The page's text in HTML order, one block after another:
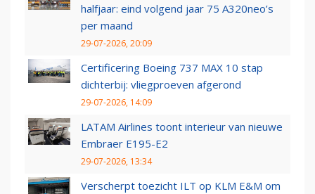
halfjaar: eind volgend jaar 75 A320neo’s
per maand
29-07-2026, 20:09
Certificering Boeing 737 MAX 10 stap
dichterbij: vliegproeven afgerond
29-07-2026, 14:09
LATAM Airlines toont interieur van nieuwe
Embraer E195-E2
29-07-2026, 13:34
Verscherpt toezicht ILT op KLM E&M om